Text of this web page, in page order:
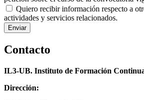
Quiero recibir información respecto a
actividades y servicios relacionados.
Contacto
IL3-UB. Instituto de Formación
Dirección: